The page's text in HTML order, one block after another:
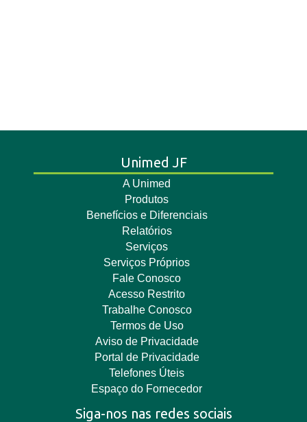
Unimed JF
A Unimed
Produtos
Benefícios e Diferenciais
Relatórios
Serviços
Serviços Próprios
Fale Conosco
Acesso Restrito
Trabalhe Conosco
Termos de Uso
Aviso de Privacidade
Portal de Privacidade
Telefones Úteis
Espaço do Fornecedor
Siga-nos nas redes sociais